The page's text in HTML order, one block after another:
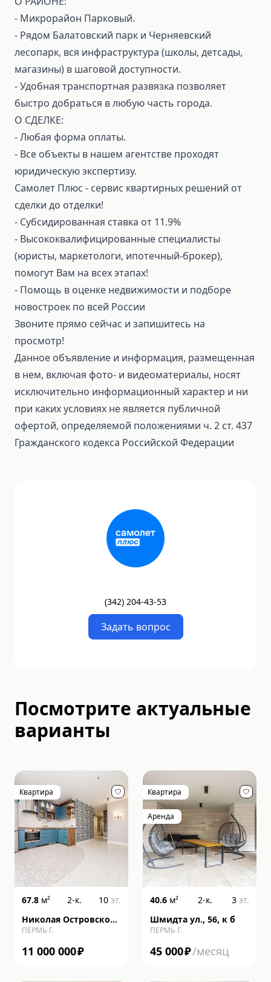
- Микрорайон Парковый.
- Рядом Балатовский парк и Черняевский
лесопарк, вся инфраструктура (школы, детсады,
магазины) в шаговой доступности.
- Удобная транспортная развязка позволяет
быстро добраться в любую часть города.
О СДЕЛКЕ:
- Любая форма оплаты.
- Все объекты в нашем агентстве проходят
юридическую экспертизу.
Самолет Плюс - сервис квартирных решений от
сделки до отделки!
- Субсидированная ставка от 11.9%
- Высококвалифицированные специалисты
(юристы, маркетологи, ипотечный-брокер),
помогут Вам на всех этапах!
- Помощь в оценке недвижимости и подборе
новостроек по всей России
Звоните прямо сейчас и запишитесь на
просмотр!
Данное объявление и информация, размещенная
в нем, включая фото- и видеоматериалы, носят
исключительно информационный характер и ни
при каких условиях не является публичной
офертой, определяемой положениями ч. 2 ст. 437
Гражданского кодекса Российской Федерации
(342) 204-43-53
Задать вопрос
Посмотрите актуальные
варианты
Квартира
67.8 м² 2-к. 10 эт.
Николая Островского
ул., 93, к б
ПЕРМЬ Г.
11 000 000₽
Квартира
Аренда
40.6 м² 2-к. 3 эт.
Шмидта ул., 56, к б
ПЕРМЬ Г.
45 000₽/месяц